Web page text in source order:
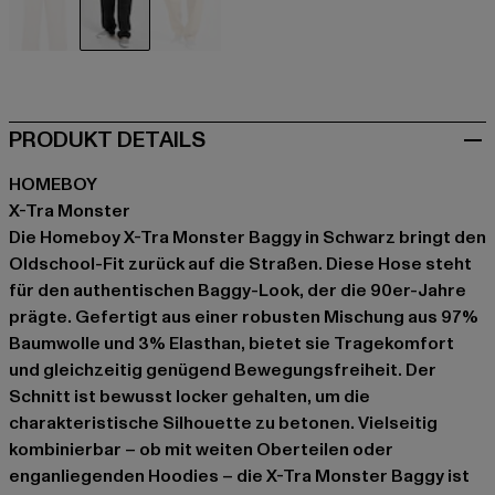
PRODUKT DETAILS
HOMEBOY
X-Tra Monster
Die Homeboy X-Tra Monster Baggy in Schwarz bringt den
Oldschool-Fit zurück auf die Straßen. Diese Hose steht
für den authentischen Baggy-Look, der die 90er-Jahre
prägte. Gefertigt aus einer robusten Mischung aus 97%
Baumwolle und 3% Elasthan, bietet sie Tragekomfort
und gleichzeitig genügend Bewegungsfreiheit. Der
Schnitt ist bewusst locker gehalten, um die
charakteristische Silhouette zu betonen. Vielseitig
kombinierbar – ob mit weiten Oberteilen oder
enganliegenden Hoodies – die X-Tra Monster Baggy ist